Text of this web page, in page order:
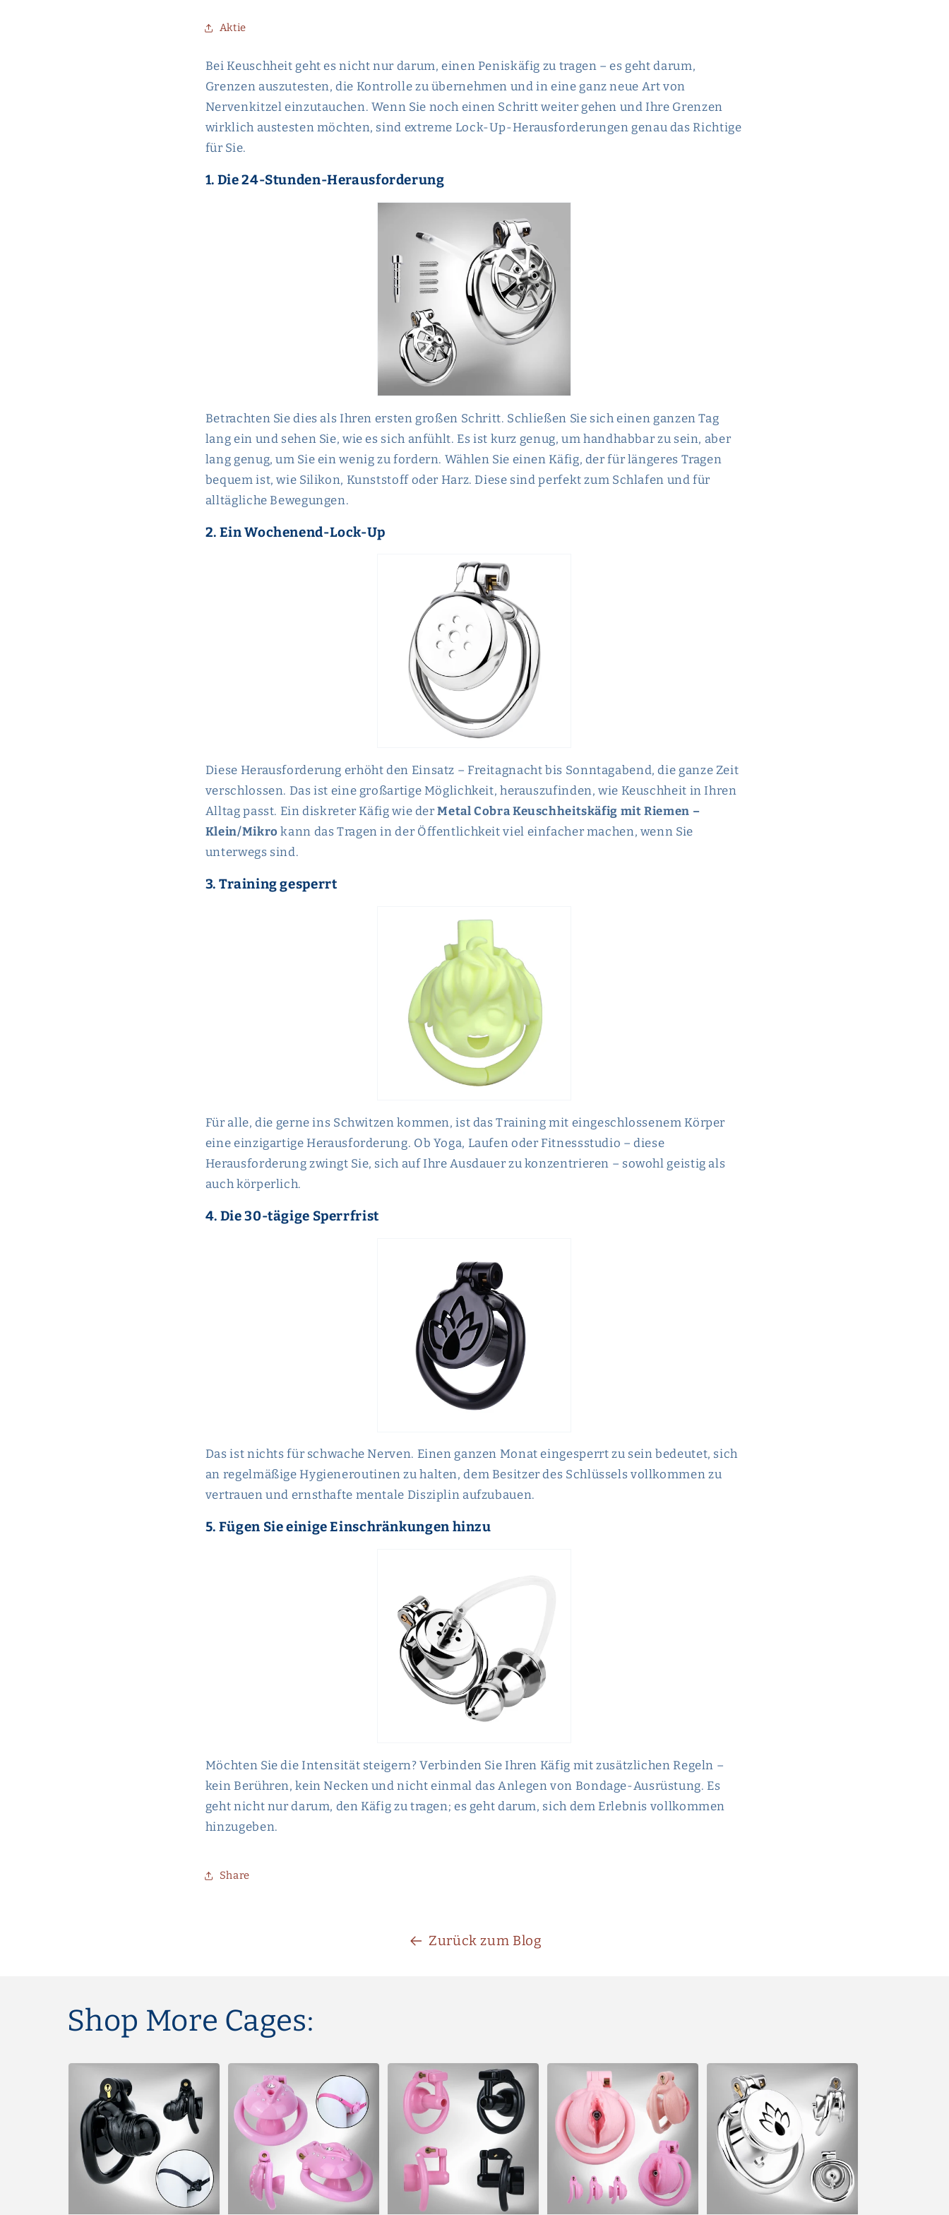
Aktie
Bei Keuschheit geht es nicht nur darum, einen Peniskäfig zu tragen – es geht darum,
Grenzen auszutesten, die Kontrolle zu übernehmen und in eine ganz neue Art von
Nervenkitzel einzutauchen. Wenn Sie noch einen Schritt weiter gehen und Ihre Grenzen
wirklich austesten möchten, sind extreme Lock-Up-Herausforderungen genau das Richtige
für Sie.
1. Die 24-Stunden-Herausforderung
Betrachten Sie dies als Ihren ersten großen Schritt. Schließen Sie sich einen ganzen Tag
lang ein und sehen Sie, wie es sich anfühlt. Es ist kurz genug, um handhabbar zu sein, aber
lang genug, um Sie ein wenig zu fordern. Wählen Sie einen Käfig, der für längeres Tragen
bequem ist, wie Silikon, Kunststoff oder Harz. Diese sind perfekt zum Schlafen und für
alltägliche Bewegungen.
2. Ein Wochenend-Lock-Up
Diese Herausforderung erhöht den Einsatz – Freitagnacht bis Sonntagabend, die ganze Zeit
verschlossen. Das ist eine großartige Möglichkeit, herauszufinden, wie Keuschheit in Ihren
Alltag passt. Ein diskreter Käfig wie derMetal Cobra Keuschheitskäfig mit Riemen –
Klein/Mikro kann das Tragen in der Öffentlichkeit viel einfacher machen, wenn Sie
unterwegs sind.
3. Training gesperrt
Für alle, die gerne ins Schwitzen kommen, ist das Training mit eingeschlossenem Körper
eine einzigartige Herausforderung. Ob Yoga, Laufen oder Fitnessstudio – diese
Herausforderung zwingt Sie, sich auf Ihre Ausdauer zu konzentrieren – sowohl geistig als
auch körperlich.
4. Die 30-tägige Sperrfrist
Das ist nichts für schwache Nerven. Einen ganzen Monat eingesperrt zu sein bedeutet, sich
an regelmäßige Hygieneroutinen zu halten, dem Besitzer des Schlüssels vollkommen zu
vertrauen und ernsthafte mentale Disziplin aufzubauen.
5. Fügen Sie einige Einschränkungen hinzu
Möchten Sie die Intensität steigern? Verbinden Sie Ihren Käfig mit zusätzlichen Regeln –
kein Berühren, kein Necken und nicht einmal das Anlegen von Bondage-Ausrüstung. Es
geht nicht nur darum, den Käfig zu tragen; es geht darum, sich dem Erlebnis vollkommen
hinzugeben.
Share
Zurück zum Blog
Shop More Cages: